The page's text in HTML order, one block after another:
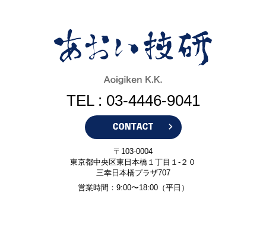
TEL : 03-4446-9041
〒103-0004
東京都中央区東日本橋１丁目１-２０
三幸日本橋プラザ707
営業時間：9:00〜18:00（平日）